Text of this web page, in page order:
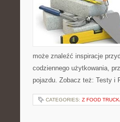
może znaleźć inspiracje
codziennego użytkowania,
pojazdu. Zobacz też: Testy i
CATEGORIES: Z FOOD